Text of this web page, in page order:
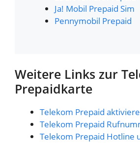
Ja! Mobil Prepaid Sim
Pennymobil Prepaid
Weitere Links zur
Prepaidkarte
Telekom Prepaid
Telekom Prepaid
Telekom Prepaid Hotline